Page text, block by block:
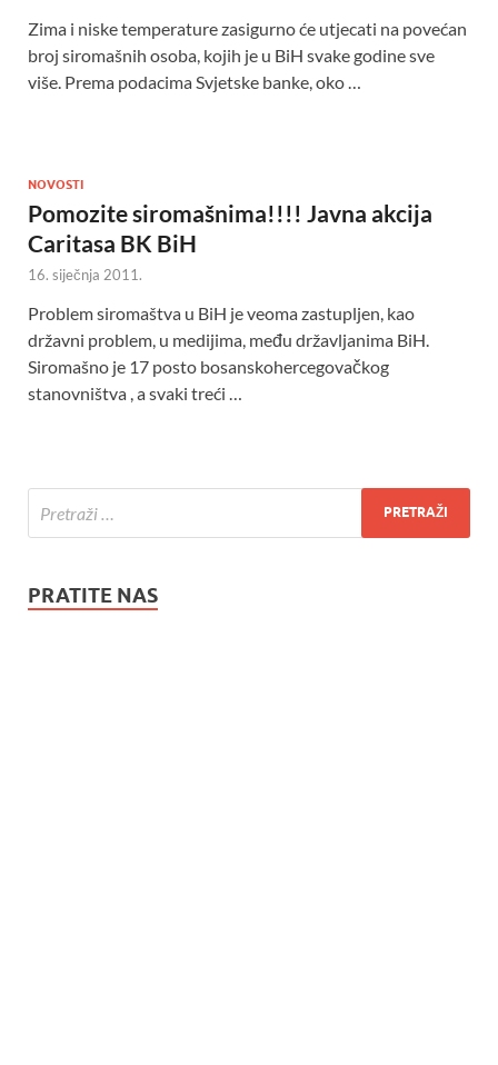
Zima i niske temperature zasigurno će utjecati na povećan
broj siromašnih osoba, kojih je u BiH svake godine sve
više. Prema podacima Svjetske banke, oko …
NOVOSTI
Pomozite siromašnima!!!! Javna akcija
Caritasa BK BiH
16. siječnja 2011.
Problem siromaštva u BiH je veoma zastupljen, kao
državni problem, u medijima, među državljanima BiH.
Siromašno je 17 posto bosanskohercegovačkog
stanovništva , a svaki treći …
PRATITE NAS